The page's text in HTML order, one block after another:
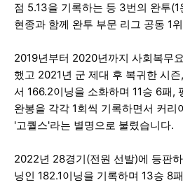
점 5.13을 기록하는 등 3번의 완투
현종과 함께 완투 부문 리그 공동 1
2019년부터 2020년까지 사회복무
했고 2021년 군 제대 후 복귀한 시
서 166.2이닝을 소화하며 11승 6패,
완봉을 각각 1회씩 기록하면서 커리
'고퀄스'라는 별명으로 불렸습니다.
2022년 28경기(전원 선발)에 등판
닝인 182.1이닝을 기록하며 13승 8